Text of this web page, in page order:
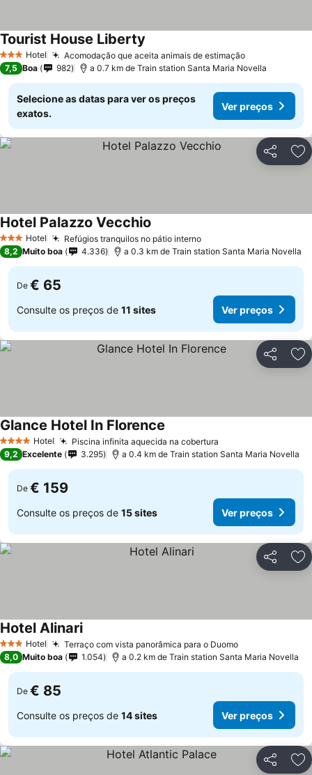
3 EstrelasHotel Acomodação que aceita animais de estimaçãoVer preços
Tourist House Liberty
7,5 Boa 982 a 0.7 km de Train station Santa Maria Novella
Selecione as datas para ver os preços
exatos.
Ver preços
Partilhar
3 EstrelasHotel Refúgios tranquilos no pátio internoVer preços
Hotel Palazzo Vecchio
8,2 Muito boa 4.336 a 0.3 km de Train station Santa Maria Novella
De € 65
Consulte os preços de 11 sites Ver preços
Partilhar
4 EstrelasHotel Piscina infinita aquecida na cobertura
Glance Hotel In Florence
9,2 Excelente 3.295 a 0.4 km de Train station Santa Maria Novella
De € 159
Consulte os preços de 15 sites Ver preços
Partilhar
3 EstrelasHotel Terraço com vista panorâmica para o DuomoVer preços
Hotel AlinariVer preços
8,0 Muito boa 1.054 a 0.2 km de Train station Santa Maria Novella
De € 85
Consulte os preços de 14 sites Ver preços
Partilhar